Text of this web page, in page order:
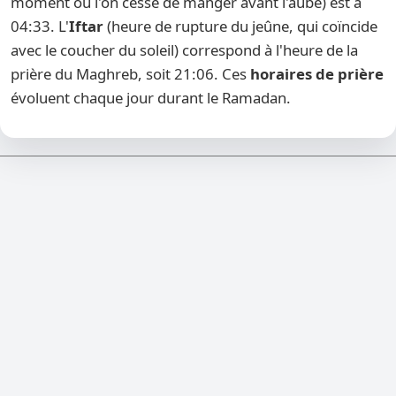
04:33. L'Iftar(heure de rupture du jeûne, qui coïncide
avec le coucher du soleil) correspond à l'heure de la
prière du Maghreb, soit 21:06. Ces horaires de prière
évoluent chaque jour durant le Ramadan.